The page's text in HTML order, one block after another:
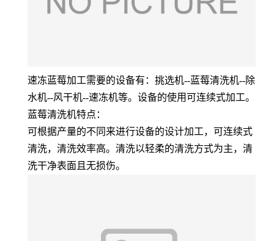
速冻蓝莓加工需要的设备有：挑选机--蓝莓清洗机--除
水机--风干机--速冻机等。设备的使用可连续式加工。
蓝莓清洗机特点：
可根据产量的不同来进行设备的设计加工，可连续式
清洗，清洗效率高。清洗以轻柔的清洗方式为主，清
洗干净表面且无损伤。